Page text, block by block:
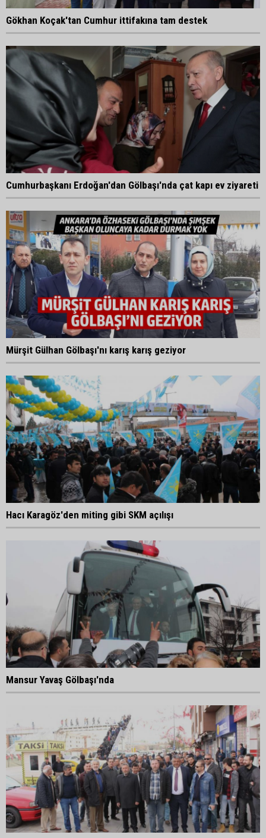
Gökhan Koçak'tan Cumhur ittifakına tam destek
Cumhurbaşkanı Erdoğan'dan Gölbaşı'nda çat kapı ev ziyareti
Mürşit Gülhan Gölbaşı'nı karış karış geziyor
Hacı Karagöz'den miting gibi SKM açılışı
Mansur Yavaş Gölbaşı'nda